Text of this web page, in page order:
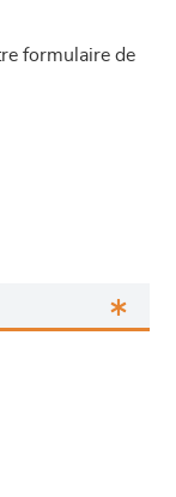
formulaire de